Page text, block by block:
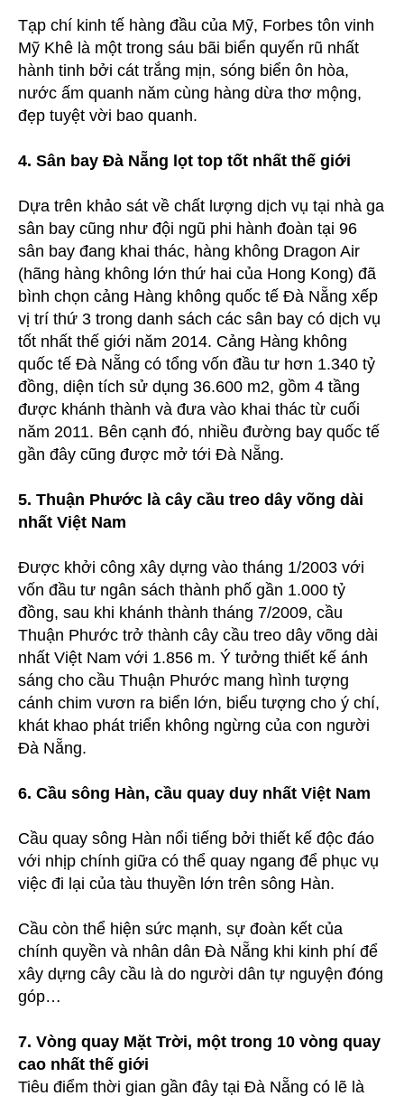
Tạp chí kinh tế hàng đầu của Mỹ, Forbes tôn vinh
Mỹ Khê là một trong sáu bãi biển quyến rũ nhất
hành tinh bởi cát trắng mịn, sóng biển ôn hòa,
nước ấm quanh năm cùng hàng dừa thơ mộng,
đẹp tuyệt vời bao quanh.
4. Sân bay Đà Nẵng lọt top tốt nhất thế giới
Dựa trên khảo sát về chất lượng dịch vụ tại nhà ga
sân bay cũng như đội ngũ phi hành đoàn tại 96
sân bay đang khai thác, hàng không Dragon Air
(hãng hàng không lớn thứ hai của Hong Kong) đã
bình chọn cảng Hàng không quốc tế Đà Nẵng xếp
vị trí thứ 3 trong danh sách các sân bay có dịch vụ
tốt nhất thế giới năm 2014. Cảng Hàng không
quốc tế Đà Nẵng có tổng vốn đầu tư hơn 1.340 tỷ
đồng, diện tích sử dụng 36.600 m2, gồm 4 tầng
được khánh thành và đưa vào khai thác từ cuối
năm 2011. Bên cạnh đó, nhiều đường bay quốc tế
gần đây cũng được mở tới Đà Nẵng.
5. Thuận Phước là cây cầu treo dây võng dài
nhất Việt Nam
Được khởi công xây dựng vào tháng 1/2003 với
vốn đầu tư ngân sách thành phố gần 1.000 tỷ
đồng, sau khi khánh thành tháng 7/2009, cầu
Thuận Phước trở thành cây cầu treo dây võng dài
nhất Việt Nam với 1.856 m. Ý tưởng thiết kế ánh
sáng cho cầu Thuận Phước mang hình tượng
cánh chim vươn ra biển lớn, biểu tượng cho ý chí,
khát khao phát triển không ngừng của con người
Đà Nẵng.
6. Cầu sông Hàn, cầu quay duy nhất Việt Nam
Cầu quay sông Hàn nổi tiếng bởi thiết kế độc đáo
với nhịp chính giữa có thể quay ngang để phục vụ
việc đi lại của tàu thuyền lớn trên sông Hàn.
Cầu còn thể hiện sức mạnh, sự đoàn kết của
chính quyền và nhân dân Đà Nẵng khi kinh phí để
xây dựng cây cầu là do người dân tự nguyện đóng
góp…
7. Vòng quay Mặt Trời, một trong 10 vòng quay
cao nhất thế giới
Tiêu điểm thời gian gần đây tại Đà Nẵng có lẽ là